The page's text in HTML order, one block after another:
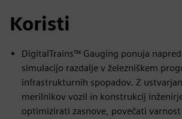
Koristi
DigitalTrains™ Gauging ponuja
simulacijo razdalje v železniškem
infrastrukturnih spopadov. Z
merilnikov vozil in konstrukcij
optimizirati zasnove, povečati